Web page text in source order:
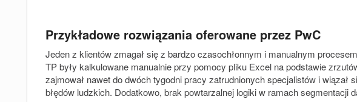
Przykładowe rozwiązania oferowane przez PwC
Jeden z klientów zmagał się z bardzo czasochłonnym i manualnym
TP były kalkulowane manualnie przy pomocy pliku Excel na podstawie
zajmował nawet do dwóch tygodni pracy zatrudnionych specjalistów i
błędów ludzkich. Dodatkowo, brak powtarzalnej logiki w ramach segmentacji